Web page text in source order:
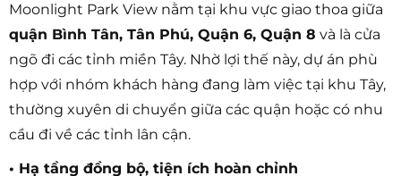
Moonlight Park View nằm tại khu vực giao thoa giữa
quận Bình Tân, Tân Phú, Quận 6, Quận 8 và là cửa
ngõ đi các tỉnh miền Tây. Nhờ lợi thế này, dự án phù
hợp với nhóm khách hàng đang làm việc tại khu Tây,
thường xuyên di chuyển giữa các quận hoặc có nhu
cầu đi về các tỉnh lân cận.
• Hạ tầng đồng bộ, tiện ích hoàn chỉnh